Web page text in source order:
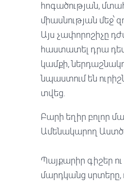
հոգածության,
միասնության մեջ՝
Այս չափորոշիչը
հաստատել դրա դեմ
կամքի,
նպաստում են
տվեց.
Բարի եղիր բոլոր
Ամենակարող
Պայքարիր գիշեր
մարդկանց սրտերը,